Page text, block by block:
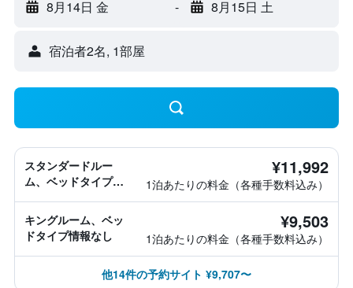
8月14日 金 - 8月15日 土
宿泊者2名, 1​部屋
スタンダードルー
ム、ベッドタイプ情
¥11,992
1泊あたりの料金（各種手数料込み）
キングルーム、ベッ
ドタイプ情報なし
¥9,503
1泊あたりの料金（各種手数料込み）
他14件の予約サイト ¥9,707〜